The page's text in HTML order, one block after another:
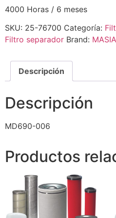
4000 Horas / 6 meses
SKU: 25-76700 Categoría:
Filtro separador Brand: MASIA
Descripción
Descripción
MD690-006
Productos